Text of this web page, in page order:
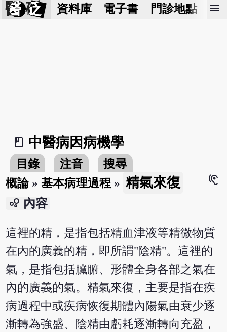
醫 砭 資料庫 電子書 門診地點 預
menu
book_2
中醫病因病機學
目錄 注音
搜尋
概論»基本病理過程 » 精氣來復
hearing
bubble_chart 內容
這裡的精，是指包括精血津液等精微物質
在內的廣義的精，即所謂"陰精"。這裡的
氣，是指包括臟腑、形體全身各部之氣在
內的廣義的氣。精氣來復，主要是指在疾
病過程中或疾病恢復期體內陽氣由衰少逐
漸轉為強盛、陰精由虧耗逐漸轉向充盈，